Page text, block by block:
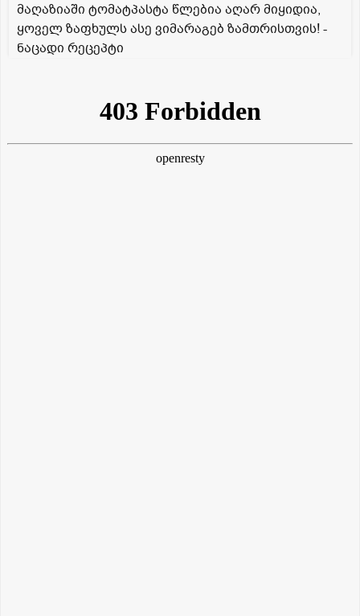
მაღაზიაში ტომატპასტა წლებია აღარ მიყიდია,
ყოველ ზაფხულს ასე ვიმარაგებ ზამთრისთვის! -
ნაცადი რეცეპტი